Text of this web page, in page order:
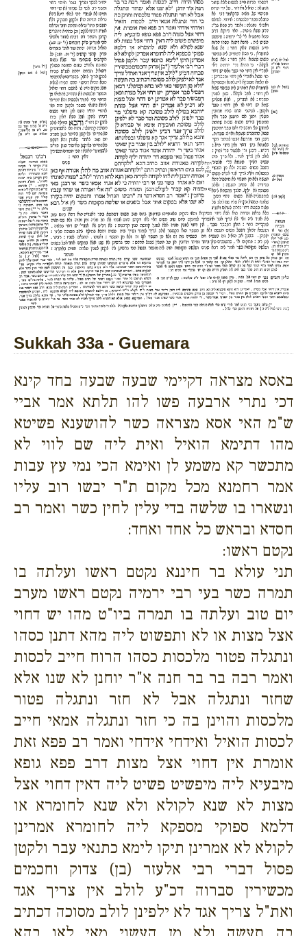
Sukkah 33a - Guemara
באסא מצראה דקיימי שבעה שבעה בחד קינא
דכי נתרי ארבעה פשו להו תלתא אמר אביי
ש"מ האי אסא מצראה כשר להושענא פשיטא
מהו דתימא הואיל ואית ליה שם לווי לא
מתכשר קא משמע לן ואימא הכי נמי עץ עבות
אמר רחמנא מכל מקום ת"ר יבשו רוב עליו
ונשארו בו שלשה בדי עלין לחין כשר ואמר רב
חסדא ובראש כל אחד ואחד:
נקטם ראשו:
תני עולא בר חיננא נקטם ראשו ועלתה בו
תמרה כשר בעי רבי ירמיה נקטם ראשו מערב
יום טוב ועלתה בו תמרה ביו"ט מהו יש דחוי
אצל מצות או לא ותפשוט ליה מהא דתנן כסהו
ונתגלה פטור מלכסות כסהו הרוח חייב לכסות
ואמר רבה בר בר חנה א"ר יוחנן לא שנו אלא
שחזר ונתגלה אבל לא חזר ונתגלה פטור
מלכסות והוינן בה כי חזר ונתגלה אמאי חייב
לכסות הואיל ואידחי אידחי ואמר רב פפא זאת
אומרת אין דחוי אצל מצות דרב פפא גופא
מיבעיא ליה מיפשיט פשיט ליה דאין דחוי אצל
מצות לא שנא לקולא ולא שנא לחומרא או
דלמא ספוקי מספקא ליה לחומרא אמרינן
לקולא לא אמרינן תיקו לימא כתנאי עבר ולקטן
פסול דברי רבי אלעזר (בן) צדוק וחכמים
מכשירין סברוה דכ"ע לולב אין צריך אגד
ואת"ל צריך אגד לא ילפינן לולב מסוכה דכתיב